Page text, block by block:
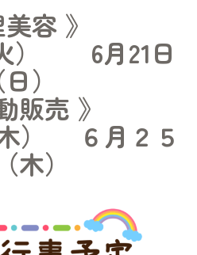
美容 》
） 6月21日
日）
販売 》
） ６月２５
木）